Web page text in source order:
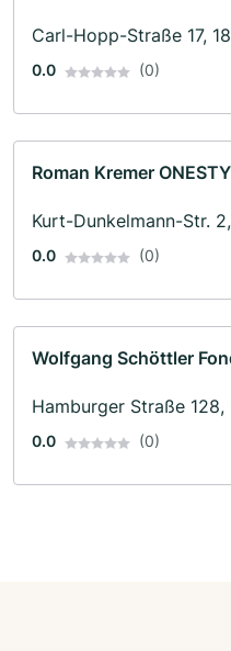
Carl-Hopp-Straße 17,
0.0 (0)
Roman Kremer
Kurt-Dunkelmann-Str.
0.0 (0)
Wolfgang Schöttler
Hamburger Straße
0.0 (0)